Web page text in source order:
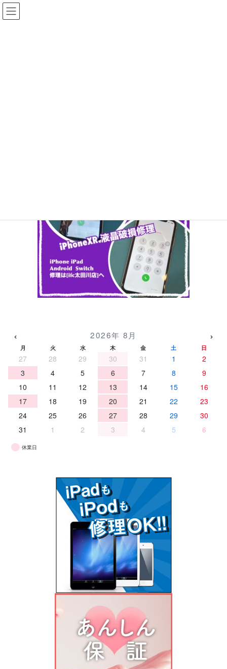
コ
ン
ナ
ビ
‹ 2026年 8月 ›
月 火 水 木 金 土 日
27 28 29 30 31 1
2
3
4 5 6 7 8
9
10
11 12 13 14 15
16
17
18 19 20 21 22
23
24
25 26 27 28 29
30
31
1 2 3 4 5 6
休業日